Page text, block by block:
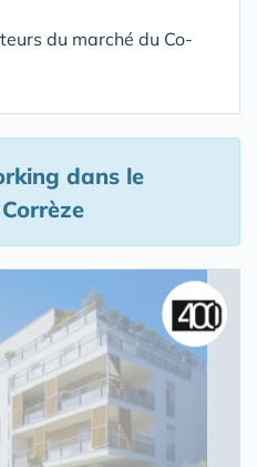
du marché du Co-
dans le